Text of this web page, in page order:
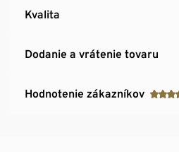
Kvalita
Dodanie a vrátenie tovaru
Hodnotenie zákazníkov